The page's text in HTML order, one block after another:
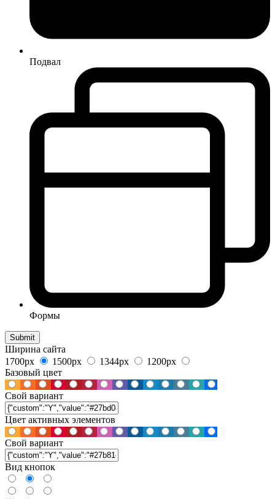
Подвал
Формы
Ширина сайта
1700px
1500px 1344px
1200px
Базовый цвет
Свой вариант
Цвет активных элементов
Свой вариант
Вид кнопок